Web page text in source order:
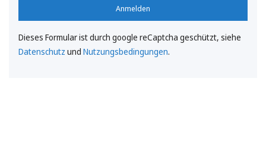
Anmelden
Dieses Formular ist durch google reCaptcha geschützt, siehe
Datenschutz und Nutzungsbedingungen.